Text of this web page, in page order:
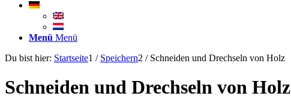
Menü Menü
Du bist hier: Startseite1 / Speichern2 / Schneiden und Drechseln von Holz
Schneiden und Drechseln von Holz